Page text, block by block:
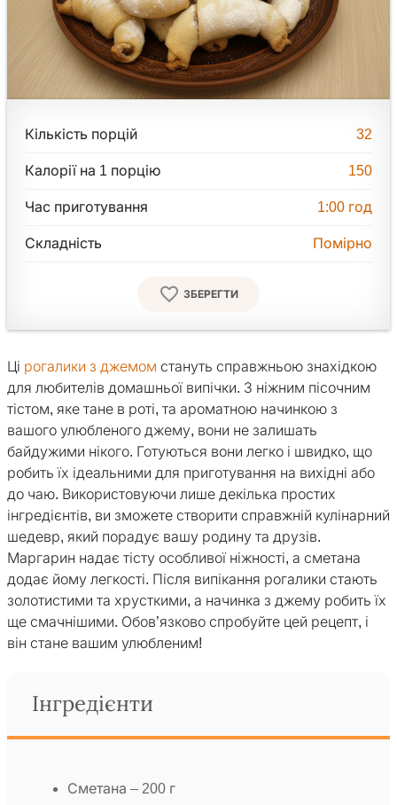
Кількість порцій 32
Калорії на 1 порцію 150
Час приготування 1:00 год
Складність Помірно
ЗБЕРЕГТИ
Ці рогалики з джемом стануть справжньою знахідкою
для любителів домашньої випічки. З ніжним пісочним
тістом, яке тане в роті, та ароматною начинкою з
вашого улюбленого джему, вони не залишать
байдужими нікого. Готуються вони легко і швидко, що
робить їх ідеальними для приготування на вихідні або
до чаю. Використовуючи лише декілька простих
інгредієнтів, ви зможете створити справжній кулінарний
шедевр, який порадує вашу родину та друзів.
Маргарин надає тісту особливої ніжності, а сметана
додає йому легкості. Після випікання рогалики стають
золотистими та хрусткими, а начинка з джему робить їх
ще смачнішими. Обов’язково спробуйте цей рецепт, і
він стане вашим улюбленим!
Інгредієнти
Сметана – 200 г